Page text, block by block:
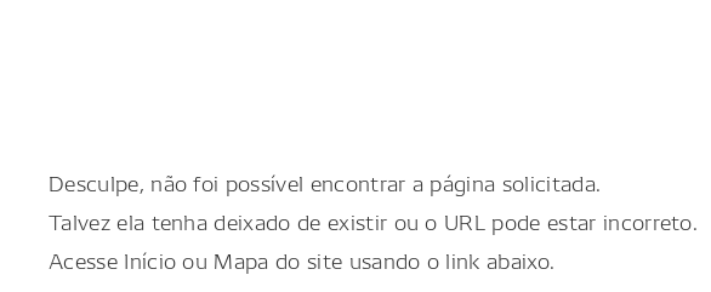
Desculpe, não foi possível encontrar a página solicitada.
Talvez ela tenha deixado de existir ou o URL pode estar incorreto.
Acesse Início ou Mapa do site usando o link abaixo.